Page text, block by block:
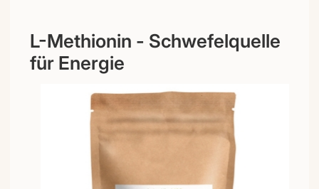
L-Methionin - Schwefelquelle
für Energie